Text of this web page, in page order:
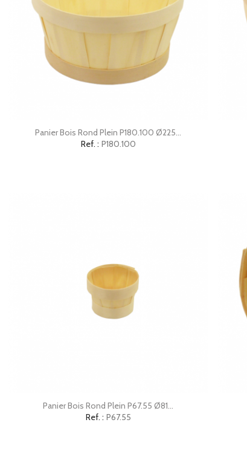
Panier Bois Rond Plein P180.100 Ø225...
Ref. : P180.100
Aperçu rapide
Panier Bois Rond Plein P67.55 Ø81...
Ref. : P67.55
 Aperçu rapide